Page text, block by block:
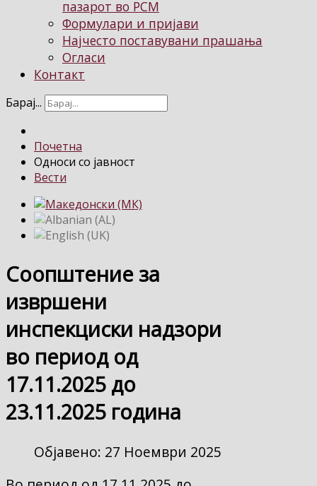
пазарот во РСМ
Формулари и пријави
Најчесто поставувани прашања
Огласи
Контакт
Барај...
Почетна
Односи со јавност
Вести
Соопштение за
извршени
инспекциски надзори
во период од
17.11.2025 до
23.11.2025 година
Објавено: 27 Ноември 2025